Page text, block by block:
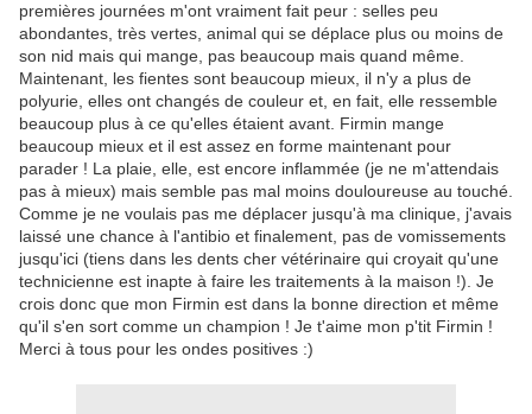
premières journées m'ont vraiment fait peur : selles peu
abondantes, très vertes, animal qui se déplace plus ou moins de
son nid mais qui mange, pas beaucoup mais quand même.
Maintenant, les fientes sont beaucoup mieux, il n'y a plus de
polyurie, elles ont changés de couleur et, en fait, elle ressemble
beaucoup plus à ce qu'elles étaient avant. Firmin mange
beaucoup mieux et il est assez en forme maintenant pour
parader ! La plaie, elle, est encore inflammée (je ne m'attendais
pas à mieux) mais semble pas mal moins douloureuse au touché.
Comme je ne voulais pas me déplacer jusqu'à ma clinique, j'avais
laissé une chance à l'antibio et finalement, pas de vomissements
jusqu'ici (tiens dans les dents cher vétérinaire qui croyait qu'une
technicienne est inapte à faire les traitements à la maison !). Je
crois donc que mon Firmin est dans la bonne direction et même
qu'il s'en sort comme un champion ! Je t'aime mon p'tit Firmin !
Merci à tous pour les ondes positives :)